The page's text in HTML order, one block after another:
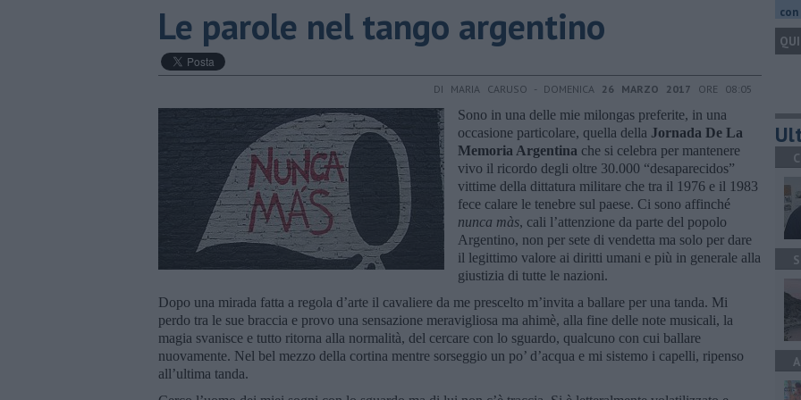
Le parole nel tango argentino
DI MARIA CARUSO - DOMENICA 26 MARZO 2017 ORE 08:05
Sono in una delle mie milongas preferite, in una
occasione particolare, quella della Jornada De La
Memoria Argentina che si celebra per mantenere
vivo il ricordo degli oltre 30.000 “desaparecidos”
vittime della dittatura militare che tra il 1976 e il 1983
fece calare le tenebre sul paese. Ci sono affinché
nunca màs, cali l’attenzione da parte del popolo
Argentino, non per sete di vendetta ma solo per dare
il legittimo valore ai diritti umani e più in generale alla
giustizia di tutte le nazioni.
Dopo una mirada fatta a regola d’arte il cavaliere da me prescelto m’invita a ballare per una tanda. Mi
perdo tra le sue braccia e provo una sensazione meravigliosa ma ahimè, alla fine delle note musicali, la
magia svanisce e tutto ritorna alla normalità, del cercare con lo sguardo, qualcuno con cui ballare
nuovamente. Nel bel mezzo della cortina mentre sorseggio un po’ d’acqua e mi sistemo i capelli, ripenso
all’ultima tanda.
QUI